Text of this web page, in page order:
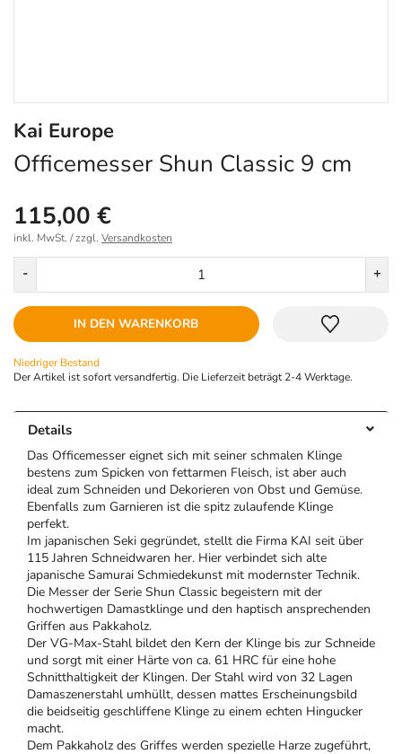
Kai Europe
Officemesser Shun Classic 9 cm
115,00 €
inkl. MwSt. / zzgl. Versandkosten
- +
IN DEN WARENKORB
Niedriger Bestand
Der Artikel ist sofort versandfertig. Die Lieferzeit beträgt 2-4 Werktage.
Details
Das Officemesser eignet sich mit seiner schmalen Klinge
bestens zum Spicken von fettarmen Fleisch, ist aber auch
ideal zum Schneiden und Dekorieren von Obst und Gemüse.
Ebenfalls zum Garnieren ist die spitz zulaufende Klinge
perfekt.
Im japanischen Seki gegründet, stellt die Firma KAI seit über
115 Jahren Schneidwaren her. Hier verbindet sich alte
japanische Samurai Schmiedekunst mit modernster Technik.
Die Messer der Serie Shun Classic begeistern mit der
hochwertigen Damastklinge und den haptisch ansprechenden
Griffen aus Pakkaholz.
Der VG-Max-Stahl bildet den Kern der Klinge bis zur Schneide
und sorgt mit einer Härte von ca. 61 HRC für eine hohe
Schnitthaltigkeit der Klingen. Der Stahl wird von 32 Lagen
Damaszenerstahl umhüllt, dessen mattes Erscheinungsbild
die beidseitig geschliffene Klinge zu einem echten Hingucker
macht.
Dem Pakkaholz des Griffes werden spezielle Harze zugeführt,